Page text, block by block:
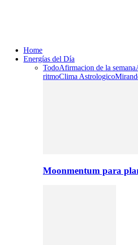
Home
Energías del Día
TodoAfirmacion de la semana
ritmoClima Astrologico
Moonmentum para